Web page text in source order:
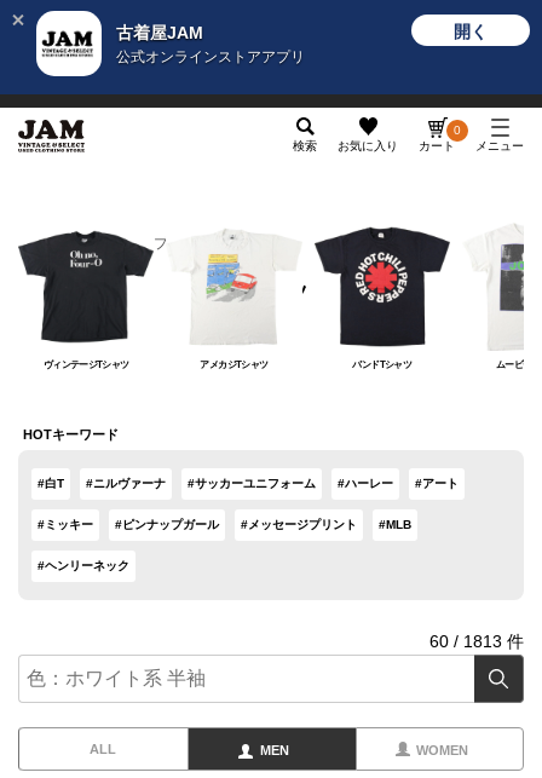
古着屋JAM
公式オンラインストアアプリ
開く
検索 お気に入り カート
0
メニュー
メンズ トップス Tシャツ
Tシャツ
ヴィンテージTシャツ アメカジTシャツ バンドTシャツ ムービーT
HOTキーワード
#白T #ニルヴァーナ #サッカーユニフォーム #ハーレー #アート
#ミッキー #ピンナップガール #メッセージプリント #MLB
#ヘンリーネック
60 / 1813 件
ALL MEN WOMEN